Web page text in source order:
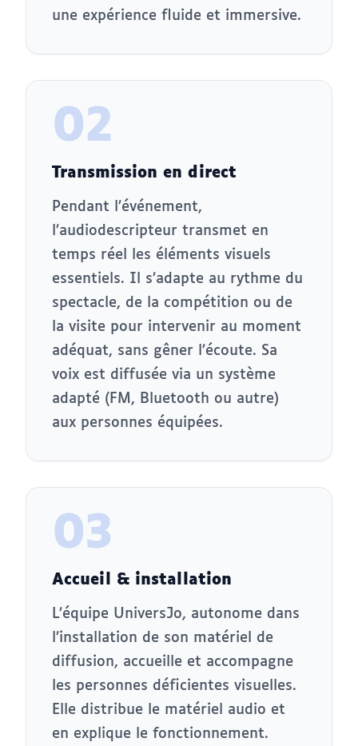
une expérience fluide et immersive.
02
Transmission en direct
Pendant l’événement,
l’audiodescripteur transmet en
temps réel les éléments visuels
essentiels. Il s’adapte au rythme du
spectacle, de la compétition ou de
la visite pour intervenir au moment
adéquat, sans gêner l’écoute. Sa
voix est diffusée via un système
adapté (FM, Bluetooth ou autre)
aux personnes équipées.
03
Accueil & installation
L’équipe UniversJo, autonome dans
l’installation de son matériel de
diffusion, accueille et accompagne
les personnes déficientes visuelles.
Elle distribue le matériel audio et
en explique le fonctionnement.